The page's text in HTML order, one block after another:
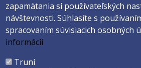
Päta
Správca obsahu
zapamätania si používateľských
návštevnosti. Súhlasíte s
spracovaním súvisiacich osobných
informácií
Truni